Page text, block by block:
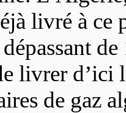
livré à ce
livrer d’ici
de gaz